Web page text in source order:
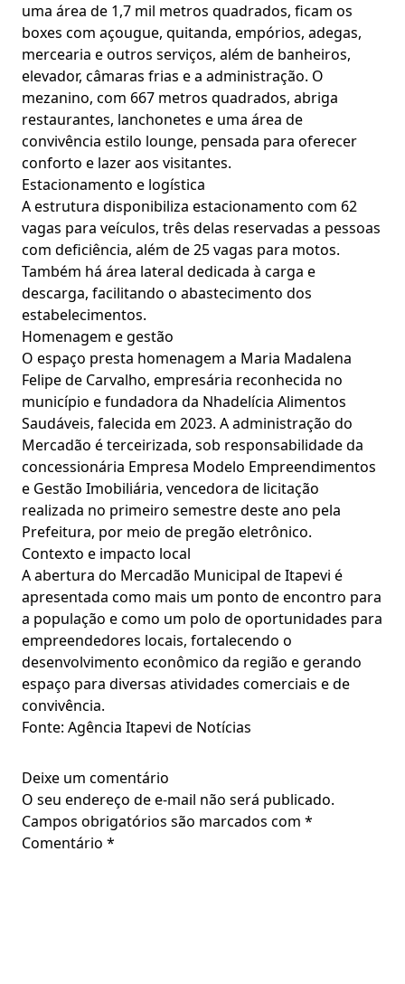
uma área de 1,7 mil metros quadrados, ficam os
boxes com açougue, quitanda, empórios, adegas,
mercearia e outros serviços, além de banheiros,
elevador, câmaras frias e a administração. O
mezanino, com 667 metros quadrados, abriga
restaurantes, lanchonetes e uma área de
convivência estilo lounge, pensada para oferecer
conforto e lazer aos visitantes.
Estacionamento e logística
A estrutura disponibiliza estacionamento com 62
vagas para veículos, três delas reservadas a pessoas
com deficiência, além de 25 vagas para motos.
Também há área lateral dedicada à carga e
descarga, facilitando o abastecimento dos
estabelecimentos.
Homenagem e gestão
O espaço presta homenagem a Maria Madalena
Felipe de Carvalho, empresária reconhecida no
município e fundadora da Nhadelícia Alimentos
Saudáveis, falecida em 2023. A administração do
Mercadão é terceirizada, sob responsabilidade da
concessionária Empresa Modelo Empreendimentos
e Gestão Imobiliária, vencedora de licitação
realizada no primeiro semestre deste ano pela
Prefeitura, por meio de pregão eletrônico.
Contexto e impacto local
A abertura do Mercadão Municipal de Itapevi é
apresentada como mais um ponto de encontro para
a população e como um polo de oportunidades para
empreendedores locais, fortalecendo o
desenvolvimento econômico da região e gerando
espaço para diversas atividades comerciais e de
convivência.
Fonte: Agência Itapevi de Notícias
Deixe um comentário
O seu endereço de e-mail não será publicado.
Campos obrigatórios são marcados com *
Comentário *